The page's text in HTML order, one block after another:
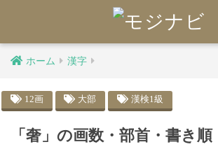
ホーム 漢字
12画 大部 漢検1級
「奢」の画数・部首・書き順